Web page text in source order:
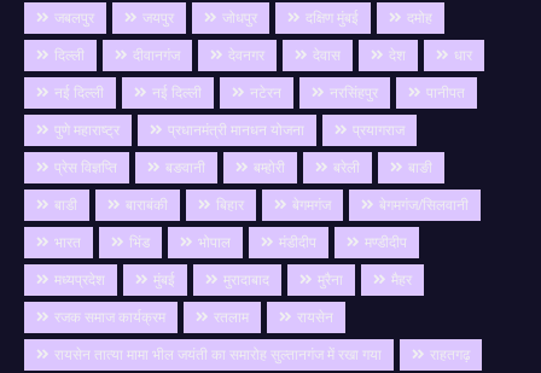
जबलपुर
जयपुर जोधपुर दक्षिण मुंबई
दमोह
दिल्ली
दीवानगंज देवनगर देवास देश
धार
नई दिल्ली
नई दिल्ली नटेरन नरसिंहपुर
पानीपत
पुणे महाराष्ट्र
प्रधानमंत्री मानधन योजना
प्रयागराज
प्रेस विज्ञप्ति
बङवानी बम्होरी बरेली
बाङी
बाडी
बाराबंकी बिहार बेगमगंज
बेगमगंज/सिलवानी
भारत
भिंड भोपाल मंडीदीप
मण्डीदीप
मध्यप्रदेश
मुंबई मुरादाबाद मुरैना
मैहर
रजक समाज कार्यक्रम
रतलाम
रायसेन
रायसेन तात्या मामा भील जयंती का समारोह सुल्तानगंज में रखा गया
राहतगढ़